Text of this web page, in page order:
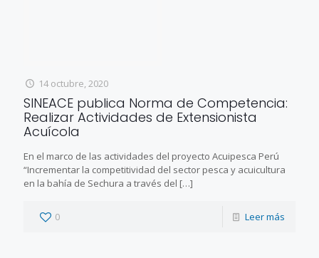
14 octubre, 2020
SINEACE publica Norma de Competencia:
Realizar Actividades de Extensionista
Acuícola
En el marco de las actividades del proyecto Acuipesca Perú
“Incrementar la competitividad del sector pesca y acuicultura
en la bahía de Sechura a través del […]
0 Leer más